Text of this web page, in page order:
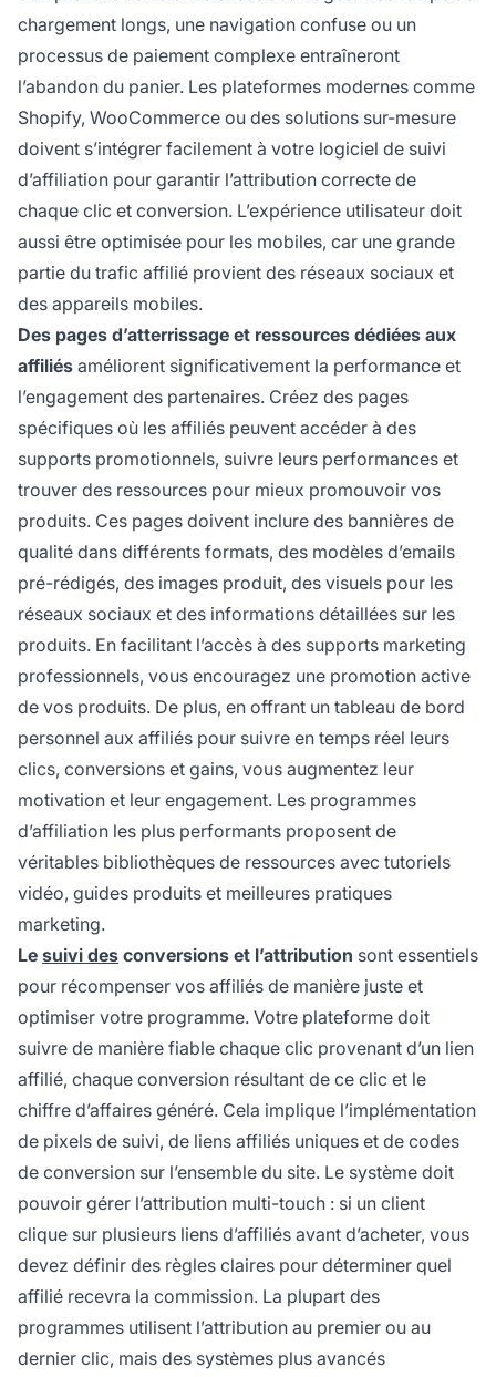
chargement longs, une navigation confuse ou un
processus de paiement complexe entraîneront
l’abandon du panier. Les plateformes modernes comme
Shopify, WooCommerce ou des solutions sur-mesure
doivent s’intégrer facilement à votre logiciel de suivi
d’affiliation pour garantir l’attribution correcte de
chaque clic et conversion. L’expérience utilisateur doit
aussi être optimisée pour les mobiles, car une grande
partie du trafic affilié provient des réseaux sociaux et
des appareils mobiles.
Des pages d’atterrissage et ressources dédiées aux
affiliés améliorent significativement la performance et
l’engagement des partenaires. Créez des pages
spécifiques où les affiliés peuvent accéder à des
supports promotionnels, suivre leurs performances et
trouver des ressources pour mieux promouvoir vos
produits. Ces pages doivent inclure des bannières de
qualité dans différents formats, des modèles d’emails
pré-rédigés, des images produit, des visuels pour les
réseaux sociaux et des informations détaillées sur les
produits. En facilitant l’accès à des supports marketing
professionnels, vous encouragez une promotion active
de vos produits. De plus, en offrant un tableau de bord
personnel aux affiliés pour suivre en temps réel leurs
clics, conversions et gains, vous augmentez leur
motivation et leur engagement. Les programmes
d’affiliation les plus performants proposent de
véritables bibliothèques de ressources avec tutoriels
vidéo, guides produits et meilleures pratiques
marketing.
Le suivi des conversions et l’attribution sont essentiels
pour récompenser vos affiliés de manière juste et
optimiser votre programme. Votre plateforme doit
suivre de manière fiable chaque clic provenant d’un lien
affilié, chaque conversion résultant de ce clic et le
chiffre d’affaires généré. Cela implique l’implémentation
de pixels de suivi, de liens affiliés uniques et de codes
de conversion sur l’ensemble du site. Le système doit
pouvoir gérer l’attribution multi-touch : si un client
clique sur plusieurs liens d’affiliés avant d’acheter, vous
devez définir des règles claires pour déterminer quel
affilié recevra la commission. La plupart des
programmes utilisent l’attribution au premier ou au
dernier clic, mais des systèmes plus avancés